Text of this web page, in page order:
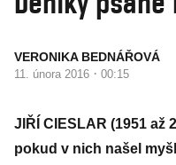
VERONIKA BEDNÁŘOVÁ
11. února 2016 · 00:15
JIŘÍ CIESLAR (1951 až
pokud v nich našel